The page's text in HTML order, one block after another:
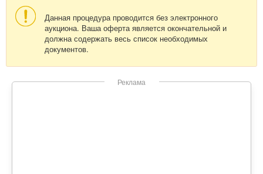
Данная процедура проводится без электронного
аукциона. Ваша оферта является окончательной и
должна содержать весь список необходимых
документов.
Реклама